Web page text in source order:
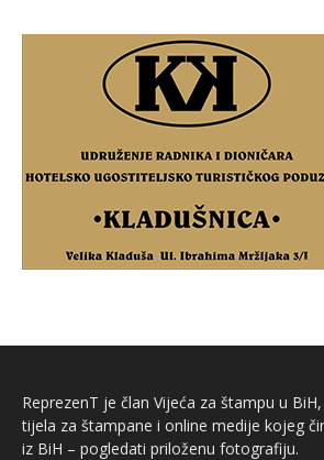
ReprezenT je član Vijeća za štampu u
tijela za štampane i online medije kojeg
iz BiH – pogledati priloženu fotografiju.